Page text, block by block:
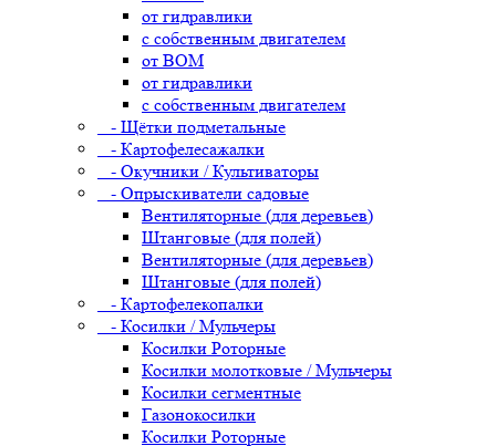
от гидравлики
с собственным двигателем
от ВОМ
от гидравлики
с собственным двигателем
- Щётки подметальные
- Картофелесажалки
- Окучники / Культиваторы
- Опрыскиватели садовые
Вентиляторные (для деревьев)
Штанговые (для полей)
Вентиляторные (для деревьев)
Штанговые (для полей)
- Картофелекопалки
- Косилки / Мульчеры
Косилки Роторные
Косилки молотковые / Мульчеры
Косилки сегментные
Газонокосилки
Косилки Роторные